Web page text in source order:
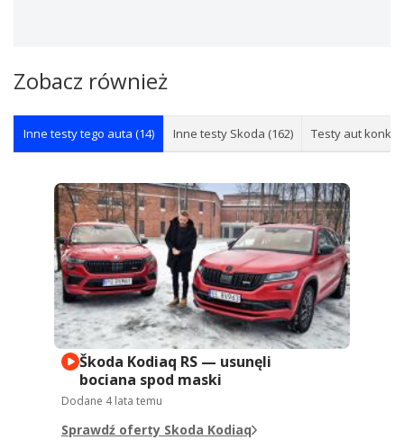
Zobacz również
Inne testy tego auta (14) Inne testy Skoda (162) Testy aut
Škoda Kodiaq RS — usunęli
bociana spod maski
Dodane 4 lata temu
Sprawdź oferty Skoda Kodiaq